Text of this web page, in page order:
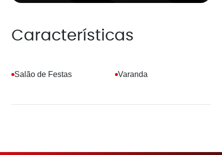
Características
Salão de Festas Varanda